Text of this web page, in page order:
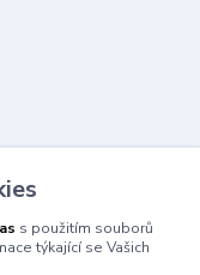
s použitím souborů
týkající se Vašich